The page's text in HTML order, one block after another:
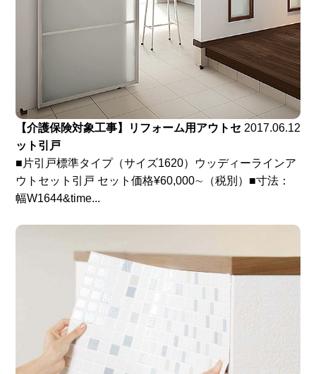
【介護保険対象工事】リフォーム用アウトセ
ット引戸
2017.06.12
■片引戸標準タイプ（サイズ1620）ウッディーラインア
ウトセット引戸 セット価格¥60,000∼（税別）■寸法：
幅W1644&time...